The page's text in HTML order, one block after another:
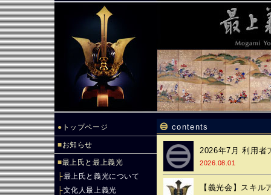
● トップページ
■お知らせ
■最上氏と最上義光
├最上氏と義光について
├文化人最上義光
contents
2026年7月 利用者
2026.08.01
【義光会】スキ